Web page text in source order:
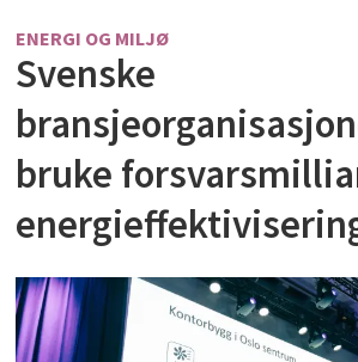
ENERGI OG MILJØ
Svenske
bruke